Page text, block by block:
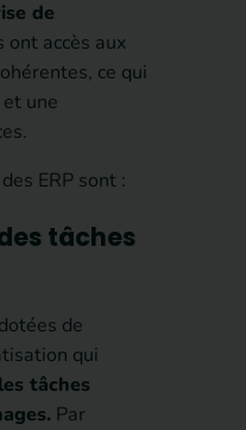
de
ont accès aux
ce qui
une
ERP sont :
tâches
de
qui
tâches
Par